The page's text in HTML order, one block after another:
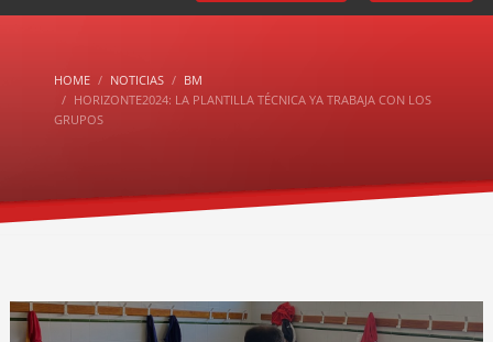
HOME NOTICIAS
BM
HORIZONTE2024: LA PLANTILLA TÉCNICA YA TRABAJA CON LOS
GRUPOS